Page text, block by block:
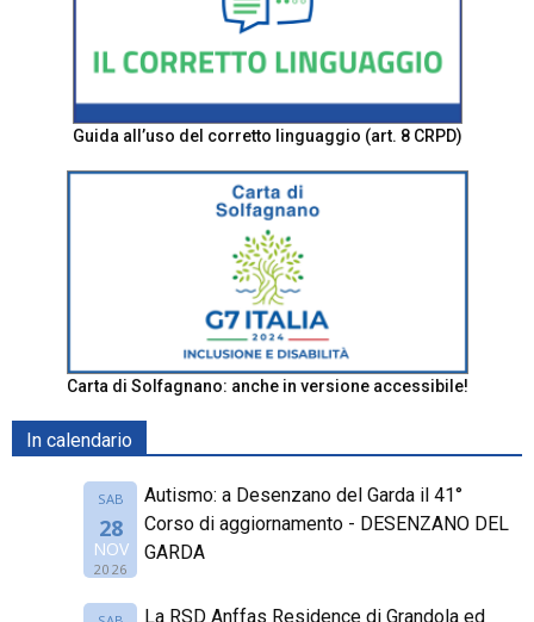
Guida all’uso del corretto linguaggio (art. 8 CRPD)
Carta di Solfagnano: anche in versione accessibile!
In calendario
SAB
28
NOV
2026
Autismo: a Desenzano del Garda il 41°
Corso di aggiornamento - DESENZANO DEL
GARDA
La RSD Anffas Residence di Grandola ed